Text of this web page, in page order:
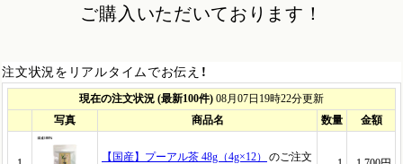
ご購入いただいております！
注文状況をリアルタイムでお伝え！